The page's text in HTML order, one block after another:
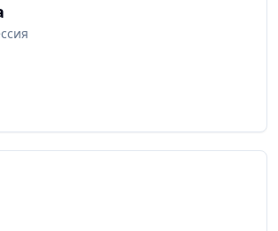
игр People Meeple: «Лучшее